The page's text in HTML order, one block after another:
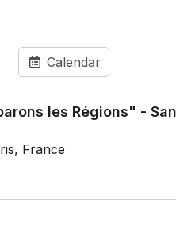
Calendar
les Régions" -
France